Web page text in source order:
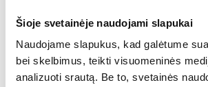
Šioje svetainėje naudojami slapukai
Naudojame slapukus, kad galėtume
bei skelbimus, teikti visuomeninės
analizuoti srautą. Be to, svetainės